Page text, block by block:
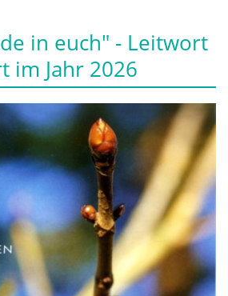
in euch" - Leitwort
im Jahr 2026